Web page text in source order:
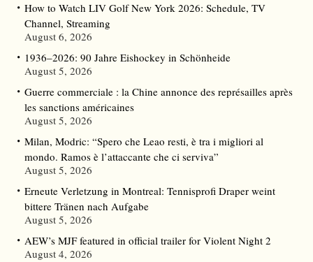
How to Watch LIV Golf New York 2026: Schedule, TV
Channel, Streaming
August 6, 2026
1936–2026: 90 Jahre Eishockey in Schönheide
August 5, 2026
Guerre commerciale : la Chine annonce des représailles après
les sanctions américaines
August 5, 2026
Milan, Modric: “Spero che Leao resti, è tra i migliori al
mondo. Ramos è l’attaccante che ci serviva”
August 5, 2026
Erneute Verletzung in Montreal: Tennisprofi Draper weint
bittere Tränen nach Aufgabe
August 5, 2026
AEW’s MJF featured in official trailer for Violent Night 2
August 4, 2026